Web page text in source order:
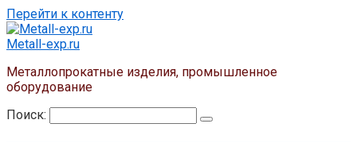
Перейти к контенту
Metall-exp.ru
Металлопрокатные изделия, промышленное
оборудование
Поиск: